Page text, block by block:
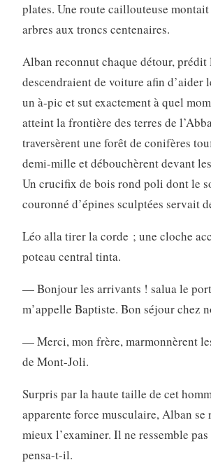
plates. Une route caillouteuse montait
arbres aux troncs centenaires.
Alban reconnut chaque détour,
descendraient de voiture afin d’aider
un à-pic et sut exactement à quel
atteint la frontière des terres de
traversèrent une forêt de conifères
demi-mille et débouchèrent devant
Un crucifix de bois rond poli dont le
couronné d’épines sculptées servait
Léo alla tirer la corde ; une cloche
poteau central tinta.
— Bonjour les arrivants ! salua le
m’appelle Baptiste. Bon séjour chez
— Merci, mon frère, marmonnèrent
de Mont-Joli.
Surpris par la haute taille de cet
apparente force musculaire, Alban se
mieux l’examiner. Il ne ressemble
pensa-t-il.